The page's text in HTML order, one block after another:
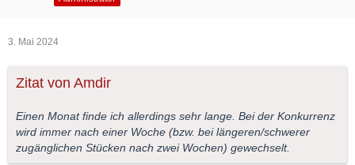
3. Mai 2024
Zitat von Amdir
Einen Monat finde ich allerdings sehr lange. Bei der Konkurrenz
wird immer nach einer Woche (bzw. bei längeren/schwerer
zugänglichen Stücken nach zwei Wochen) gewechselt.